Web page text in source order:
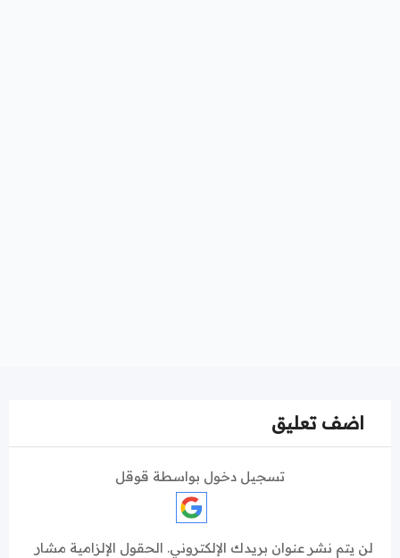
اضف تعليق
تسجيل دخول بواسطة قوقل
لن يتم نشر عنوان بريدك الإلكتروني. الحقول الإلزامية مشار